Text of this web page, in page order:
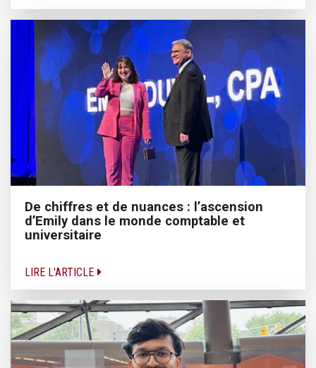
De chiffres et de nuances : l’ascension
d’Emily dans le monde comptable et
universitaire
LIRE L'ARTICLE